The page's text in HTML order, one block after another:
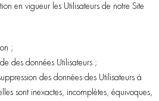
en vigueur les Utilisateurs de notre Site
;
des données Utilisateurs ;
des données des Utilisateurs à
sont inexactes, incomplètes, équivoques,